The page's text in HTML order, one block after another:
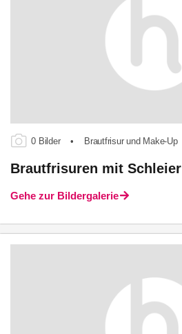
0 Bilder • Brautfrisur und Make-Up
Brautfrisuren mit Schleier
Gehe zur Bildergalerie